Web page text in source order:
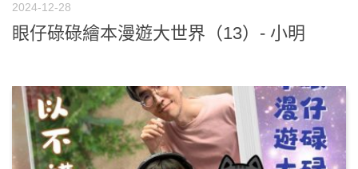
2024-12-28
眼仔碌碌繪本漫遊大世界（13）- 小明